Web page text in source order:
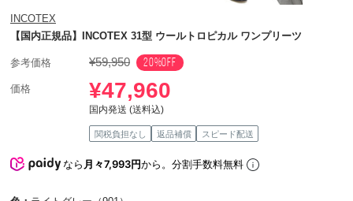
INCOTEX
【国内正規品】INCOTEX 31型 ウールトロピカル ワンプリーツ
参考価格 ¥59,950 20%OFF
価格 ¥47,960
国内発送 (送料込)
関税負担なし 返品補償 スピード配送
なら月々7,993円から。分割手数料無料